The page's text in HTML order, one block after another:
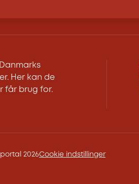
Her kan de
får brug for.
2026Cookie indstillinger